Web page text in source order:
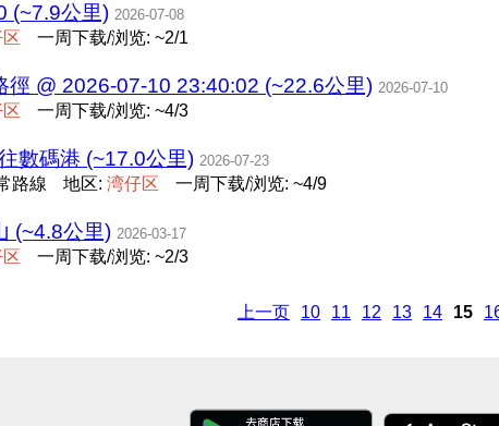
(~7.9公里) 2026-07-08
区 一周下载/浏览: ~2/1
徑 @ 2026-07-10 23:40:02 (~22.6公里) 2026-07-10
区 一周下载/浏览: ~4/3
數碼港 (~17.0公里) 2026-07-23
路線 地区: 湾仔区 一周下载/浏览: ~4/9
(~4.8公里) 2026-03-17
区 一周下载/浏览: ~2/3
上一页 10 11 12 13 14 15